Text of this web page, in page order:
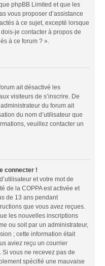
phpBB Limited et que les
vous proposer d’assistance
à ce sujet, excepté lorsque
je contacter à propos de
à ce forum ? ».
ait désactivé les
visiteurs de s’inscrire. De
du forum ait
du nom d’utilisateur que
veuillez contacter un
connecter !
et votre mot de
de la COPPA est activée et
de 13 ans pendant
que vous avez reçues.
les nouvelles inscriptions
ou soit par un administrateur,
; cette information était
aviez reçu un courrier
vous ne recevez pas de
spécifié une mauvaise